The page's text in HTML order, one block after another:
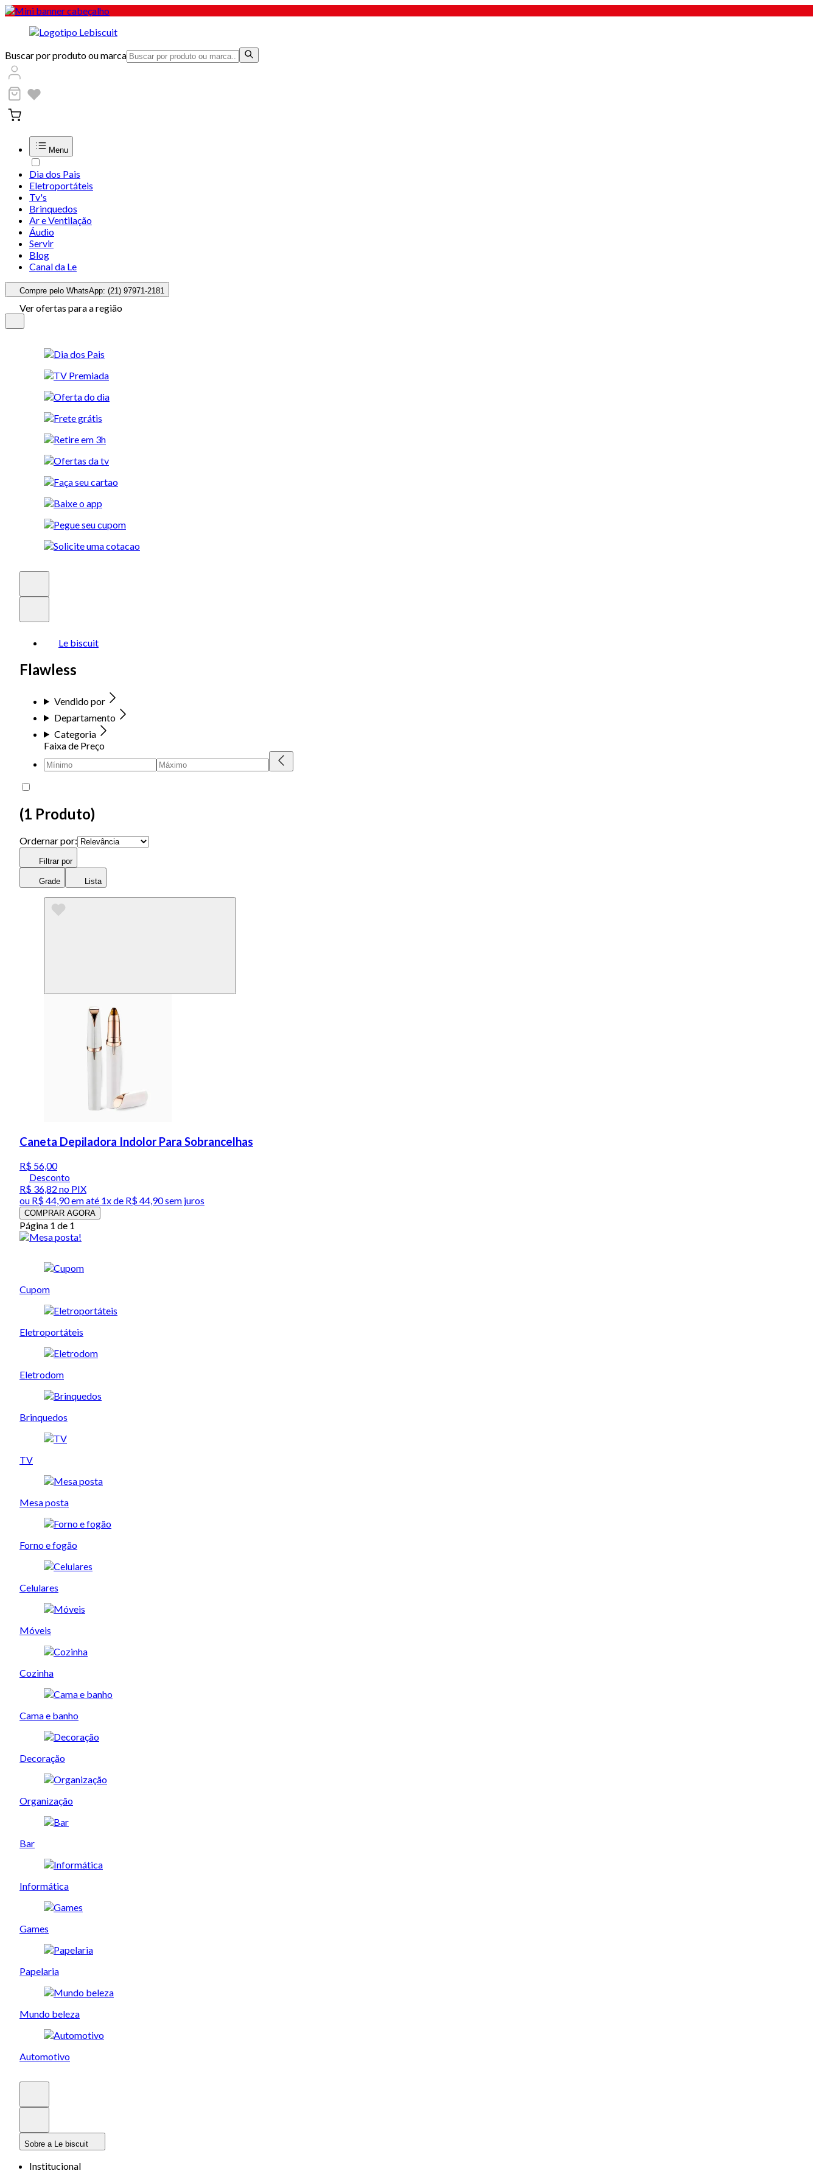
Buscar por produto ou marca
Menu
Dia dos Pais
Eletroportáteis
Tv's
Brinquedos
Ar e Ventilação
Áudio
Servir
Blog
Canal da Le
Compre pelo WhatsApp: (21) 97971-2181
Ver ofertas para a região
Le biscuit
Flawless
Vendido por
Departamento
Categoria
Faixa de Preço
(1 Produto)
Ordernar por:
Filtrar por
Grade Lista
Caneta Depiladora Indolor Para Sobrancelhas
R$ 56,00
Desconto
R$ 36,82 no PIX
ou R$ 44,90em até 1x de R$ 44,90sem juros
COMPRAR AGORA
Página 1 de 1
Cupom
Eletroportáteis
Eletrodom
Brinquedos
TV
Mesa posta
Forno e fogão
Celulares
Móveis
Cozinha
Cama e banho
Decoração
Organização
Bar
Informática
Games
Papelaria
Mundo beleza
Automotivo
Sobre a Le biscuit
Institucional